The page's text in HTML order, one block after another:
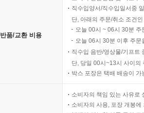
반품/교환 비용
직수입양서/직수입일서중
단, 아래의 주문/취소 조건
오늘 00시 ~ 06시 30분
오늘 06시 30분 이후 주
직수입 음반/영상물/기프트
단, 당일 00시~13시 사이의
박스 포장은 택배 배송이
소비자의 책임 있는 사유로
소비자의 사용, 포장 개봉